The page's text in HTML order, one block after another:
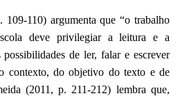
109-110) argumenta que “o trabalho
deve privilegiar a leitura e a
possibilidades de ler, falar e escrever
contexto, do objetivo do texto e de
(2011, p. 211-212) lembra que,